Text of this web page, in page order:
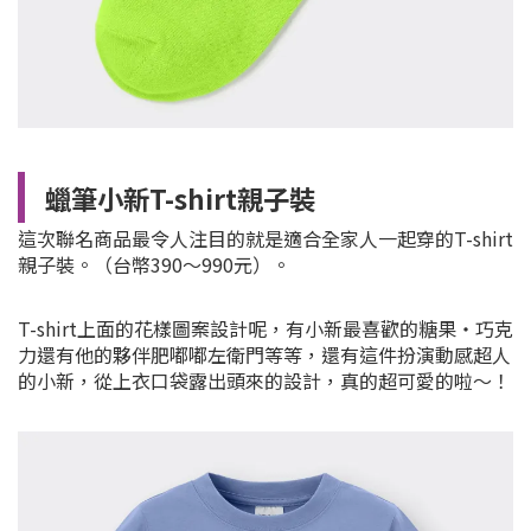
蠟筆小新T-shirt親子裝
這次聯名商品最令人注目的就是適合全家人一起穿的T-shirt
親子裝。（台幣390～990元）。
T-shirt上面的花樣圖案設計呢，有小新最喜歡的糖果・巧克
力還有他的夥伴肥嘟嘟左衛門等等，還有這件扮演動感超人
的小新，從上衣口袋露出頭來的設計，真的超可愛的啦～！